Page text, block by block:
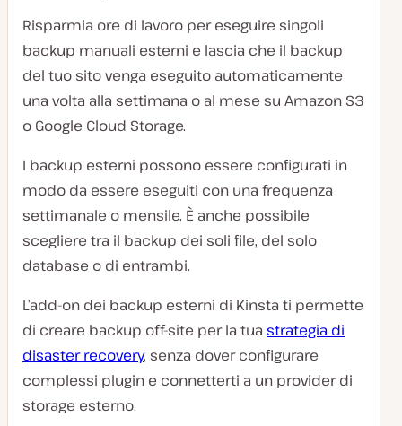
Risparmia ore di lavoro per eseguire singoli
backup manuali esterni e lascia che il backup
del tuo sito venga eseguito automaticamente
una volta alla settimana o al mese su Amazon S3
o Google Cloud Storage.
I backup esterni possono essere configurati in
modo da essere eseguiti con una frequenza
settimanale o mensile. È anche possibile
scegliere tra il backup dei soli file, del solo
database o di entrambi.
L’add-on dei backup esterni di Kinsta ti permette
di creare backup off-site per la tua strategia di
disaster recovery, senza dover configurare
complessi plugin e connetterti a un provider di
storage esterno.